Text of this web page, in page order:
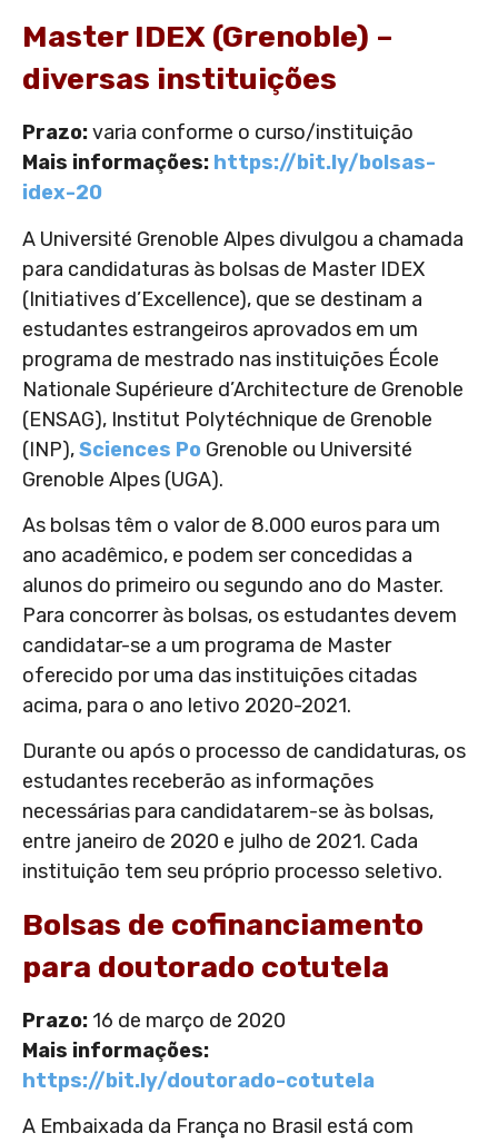
Master IDEX (Grenoble) –
diversas instituições
Prazo:varia conforme o curso/instituição
Mais informações: https://bit.ly/bolsas-
idex-20
A Université Grenoble Alpes divulgou a chamada
para candidaturas às bolsas de Master IDEX
(Initiatives d’Excellence), que se destinam a
estudantes estrangeiros aprovados em um
programa de mestrado nas instituições École
Nationale Supérieure d’Architecture de Grenoble
(ENSAG), Institut Polytéchnique de Grenoble
(INP),Sciences Po Grenoble ou Université
Grenoble Alpes (UGA).
As bolsas têm o valor de 8.000 euros para um
ano acadêmico, e podem ser concedidas a
alunos do primeiro ou segundo ano do Master.
Para concorrer às bolsas, os estudantes devem
candidatar-se a um programa de Master
oferecido por uma das instituições citadas
acima, para o ano letivo 2020-2021.
Durante ou após o processo de candidaturas, os
estudantes receberão as informações
necessárias para candidatarem-se às bolsas,
entre janeiro de 2020 e julho de 2021. Cada
instituição tem seu próprio processo seletivo.
Bolsas de cofinanciamento
para doutorado cotutela
Prazo: 16 de março de 2020
Mais informações:
https://bit.ly/doutorado-cotutela
A Embaixada da França no Brasil está com